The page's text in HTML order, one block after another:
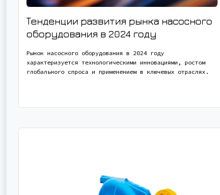
Тенденции развития рынка насосного
оборудования в 2024 году
Рынок насосного оборудования в 2024 году
характеризуется технологическими инновациями, ростом
глобального спроса и применением в ключевых отраслях.